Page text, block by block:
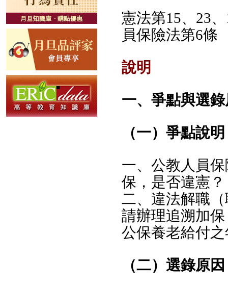
憲法第15、23
員保險法第6條
說明
一、爭點與選
（一）爭點說明
一、公教人員
保，是否違憲？
二、違法解職
請辦理追溯加
公保養老給付
（二）選錄原因